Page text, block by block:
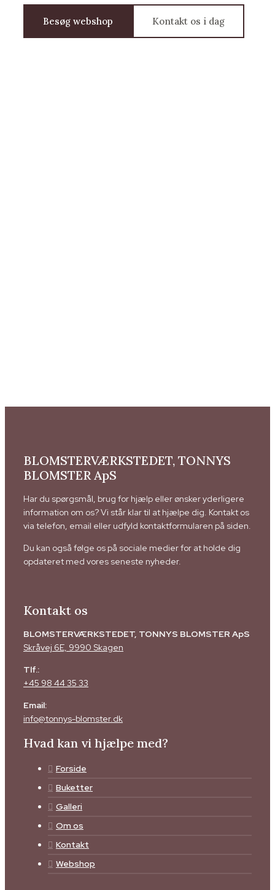
Besøg webshop Kontakt os i dag
BLOMSTERVÆRKSTEDET, TONNYS
BLOMSTER ApS
Har du spørgsmål, brug for hjælp eller ønsker yderligere
information om os? Vi står klar til at hjælpe dig. Kontakt os
via telefon, email eller udfyld kontaktformularen på siden.
Du kan også følge os på sociale medier for at holde dig
opdateret med vores seneste nyheder.
Kontakt os
BLOMSTERVÆRKSTEDET, TONNYS BLOMSTER ApS
Skråvej 6E, 9990 Skagen
Tlf.:
+45 98 44 35 33
Email:
info@tonnys-blomster.dk
Hvad kan vi hjælpe med?
Forside
Buketter
Galleri
Om os
Kontakt
Webshop